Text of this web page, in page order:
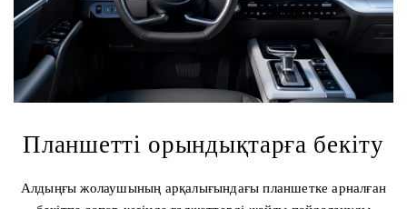
Планшетті орындықтарға бекіту
Алдыңғы жолаушының арқалығындағы планшетке арналған